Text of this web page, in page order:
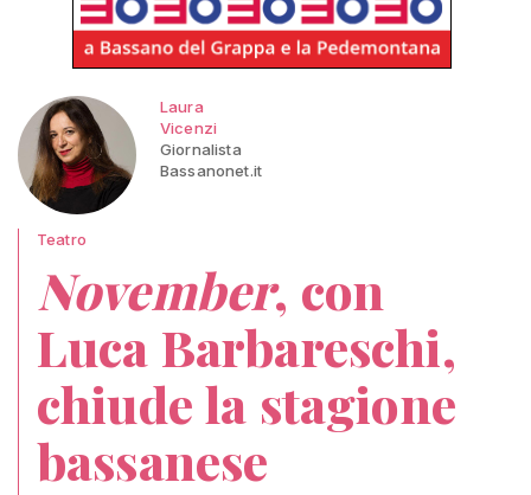
Laura
Vicenzi
Giornalista
Bassanonet.it
Teatro
November, con
Luca Barbareschi,
chiude la stagione
bassanese